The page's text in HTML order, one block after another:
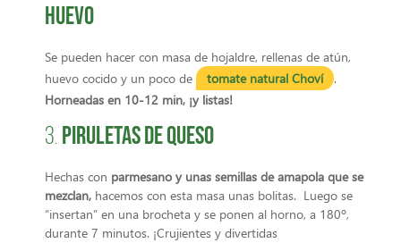
huevo
Se pueden hacer con masa de hojaldre, rellenas de atún,
huevo cocido y un poco de
tomate natural Choví
.
Horneadas en 10-12 min, ¡y listas!
3. Piruletas de queso
Hechas con parmesano y unas semillas de amapola que se
mezclan, hacemos con esta masa unas bolitas. Luego se
“insertan” en una brocheta y se ponen al horno, a 180º,
durante 7 minutos. ¡Crujientes y divertidas